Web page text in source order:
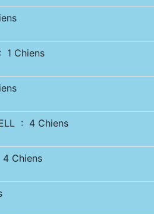
1 Chiens
: 4 Chiens
4 Chiens